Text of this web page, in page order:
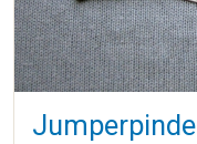
Jumperpinde